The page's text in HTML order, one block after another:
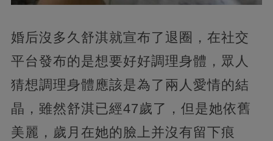
婚后沒多久舒淇就宣布了退圈，在社交
平台發布的是想要好好調理身體，眾人
猜想調理身體應該是為了兩人愛情的結
晶，雖然舒淇已經47歲了，但是她依舊
美麗，歲月在她的臉上并沒有留下痕